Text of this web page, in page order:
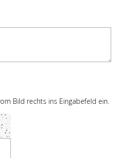
Bild rechts ins Eingabefeld ein.